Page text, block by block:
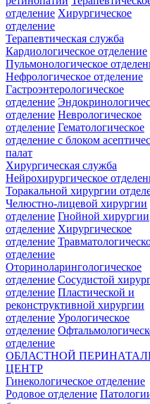
отделение Хирургическое
отделение
Терапевтическая служба
Кардиологическое отделение
Пульмонологическое
Нефрологическое отделение
Гастроэнтерологическое
отделение
отделение Неврологическое
отделение Гематологическое
отделение c блоком
палат
Хирургическая служба
Нейрохирургическое
Торакальной хирургии
Челюстно-лицевой хирургии
отделение Гнойной хирургии
отделение Хирургическое
отделение
отделение
Оториноларингологическое
отделение Сосудистой
отделение Пластической и
реконструктивной хирургии
отделение Урологическое
отделение
отделение
ОБЛАСТНОЙ
ЦЕНТР
Гинекологическое отделение
Родовое отделение